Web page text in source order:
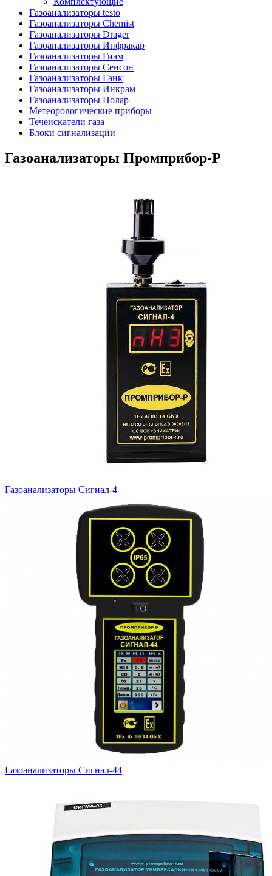
Газоанализаторы testo
Газоанализаторы Chemist
Газоанализаторы Drager
Газоанализаторы Инфракар
Газоанализаторы Гиам
Газоанализаторы Сенсон
Газоанализаторы Ганк
Газоанализаторы Инкрам
Газоанализаторы Полар
Метеорологические приборы
Течеискатели газа
Блоки сигнализации
Газоанализаторы Промприбор-Р
Газоанализаторы Сигнал-4
Газоанализаторы Сигнал-44